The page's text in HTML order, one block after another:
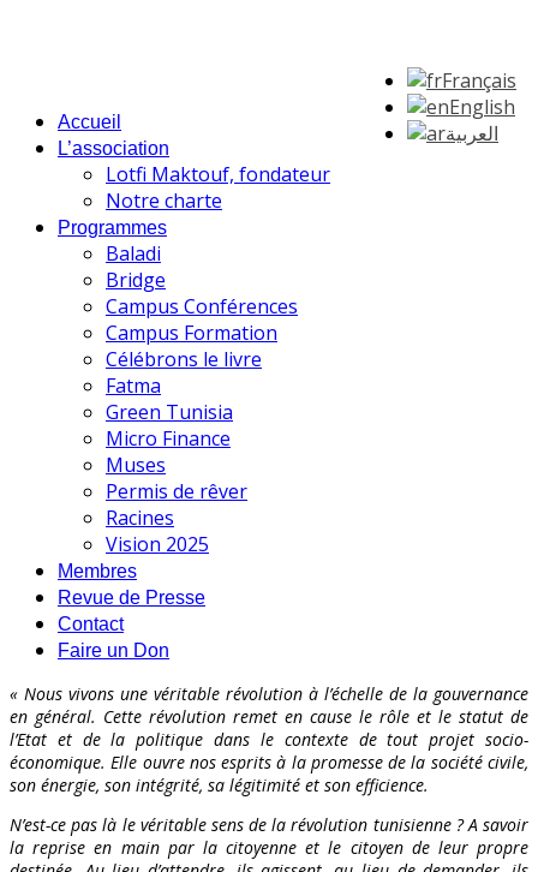
Français
English
العربية
Accueil
L’association
Lotfi Maktouf, fondateur
Notre charte
Programmes
Baladi
Bridge
Campus Conférences
Campus Formation
Célébrons le livre
Fatma
Green Tunisia
Micro Finance
Muses
Permis de rêver
Racines
Vision 2025
Membres
Revue de Presse
Contact
Faire un Don
« Nous vivons une véritable révolution à l’échelle de la gouvernance
en général. Cette révolution remet en cause le rôle et le statut de
l’Etat et de la politique dans le contexte de tout projet socio-
économique. Elle ouvre nos esprits à la promesse de la société civile,
son énergie, son intégrité, sa légitimité et son efficience.
N’est-ce pas là le véritable sens de la révolution tunisienne ? A savoir
la reprise en main par la citoyenne et le citoyen de leur propre